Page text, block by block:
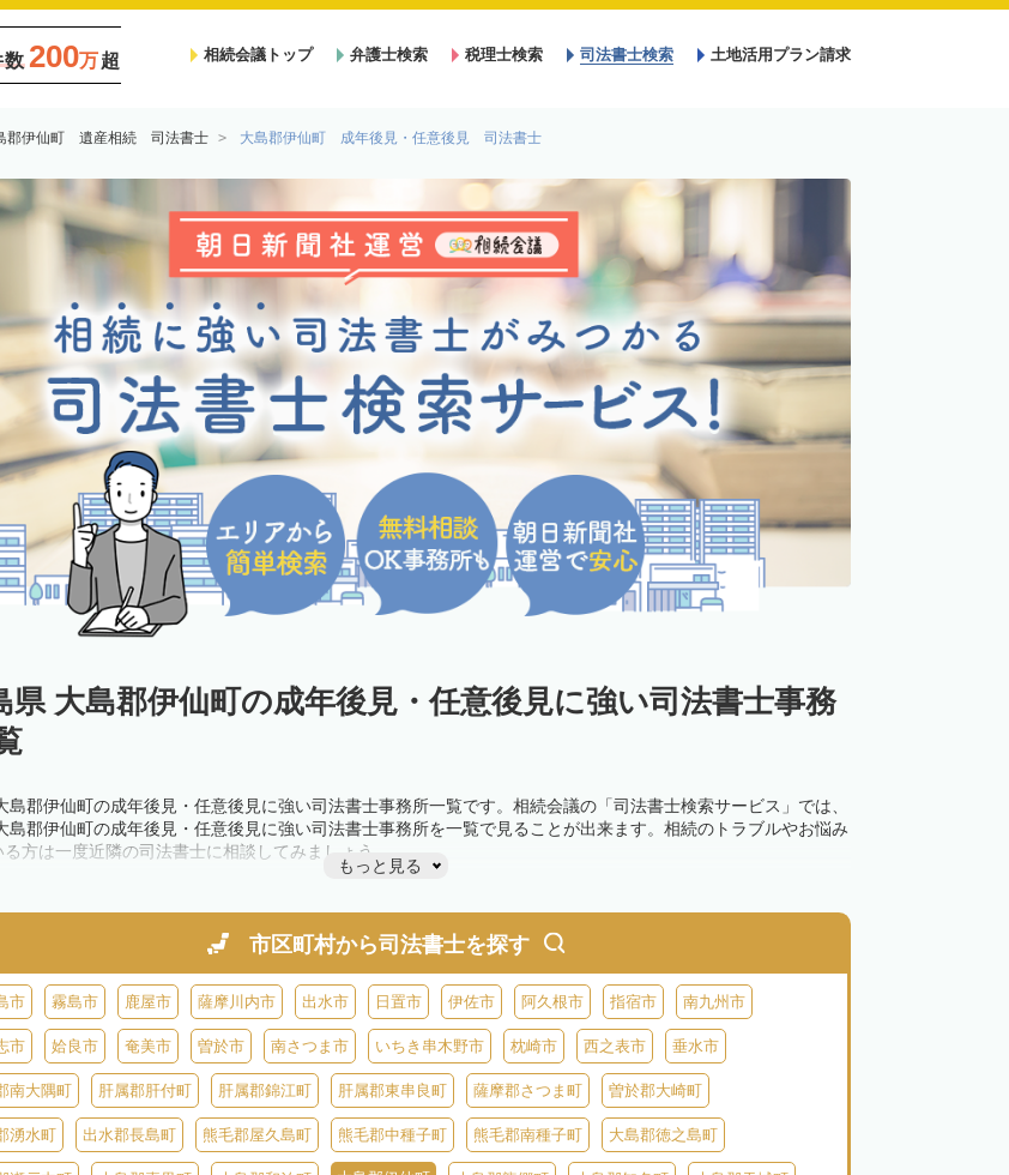
数 200万超 相続会議トップ 弁護士検索 税理士検索 司法書士検索 土地活用プラン請求
郡伊仙町 遺産相続 司法書士 大島郡伊仙町 成年後見・任意後見 司法書士
県 大島郡伊仙町の成年後見・任意後見に強い司法書士事務
島郡伊仙町の成年後見・任意後見に強い司法書士事務所一覧です。相続会議の「司法書士検索サービス」では、
島郡伊仙町の成年後見・任意後見に強い司法書士事務所を一覧で見ることが出来ます。相続のトラブルやお悩み
る方は一度近隣の司法書士に相談してみましょう。
もっと見る
市区町村から司法書士を探す
市 霧島市 鹿屋市 薩摩川内市 出水市 日置市 伊佐市 阿久根市 指宿市 南九州市
市 姶良市 奄美市 曽於市 南さつま市 いちき串木野市 枕崎市 西之表市 垂水市
南大隅町 肝属郡肝付町 肝属郡錦江町 肝属郡東串良町 薩摩郡さつま町 曽於郡大崎町
湧水町 出水郡長島町 熊毛郡屋久島町 熊毛郡中種子町 熊毛郡南種子町 大島郡徳之島町